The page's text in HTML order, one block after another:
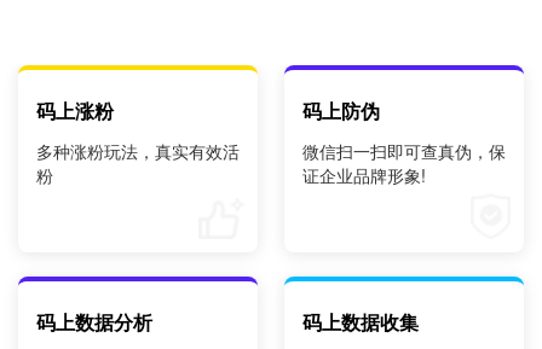
码上涨粉
多种涨粉玩法，真实有效活
粉
码上防伪
微信扫一扫即可查真伪，保
证企业品牌形象!
码上数据分析 码上数据收集